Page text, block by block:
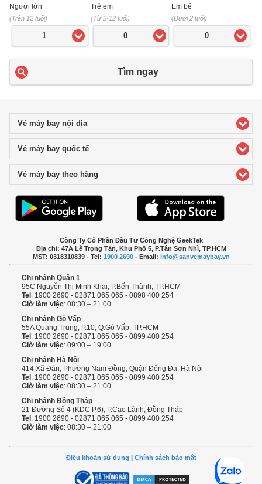
Người lớn
(Trên 12 tuổi)
1
Trẻ em
(Từ 2-12 tuổi)
0
Em bé
(Dưới 2 tuổi)
0
Tìm ngay
Vé máy bay nội địaclick to expand contents
Vé máy bay quốc tếclick to expand contents
Vé máy bay theo hãng
Công Ty Cổ Phần Đầu Tư Công Nghệ GeekTek
Địa chỉ: 47A Lê Trọng Tấn, Khu Phố 5, P.Tân Sơn Nhì, TP.HCM
MST: 0318310839 - Tel: 1900 2690- Email: info@sanvemaybay.vn
Chi nhánh Quận 1
95C Nguyễn Thị Minh Khai, P.Bến Thành, TP.HCM
Tel: 1900 2690 - 02871 065 065 - 0898 400 254
Giờ làm việc: 08:30 – 21:00
Chi nhánh Gò Vấp
55A Quang Trung, P.10, Q.Gò Vấp, TP.HCM
Tel: 1900 2690 - 02871 065 065 - 0899 400 254
Giờ làm việc: 09:00 – 19:00
Chi nhánh Hà Nội
414 Xã Đàn, Phường Nam Đồng, Quận Đống Đa, Hà Nội
Tel: 1900 2690 - 02871 065 065 - 0899 400 254
Giờ làm việc: 08:30 – 21:00
Chi nhánh Đồng Tháp
21 Đường Số 4 (KDC P.6), P.Cao Lãnh, Đồng Tháp
Tel: 1900 2690 - 02871 065 065 - 0899 400 254
Giờ làm việc: 08:30 – 21:00
Điều khoản sử dụng Chính sách bảo mật